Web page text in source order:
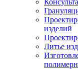
изделий
Литье